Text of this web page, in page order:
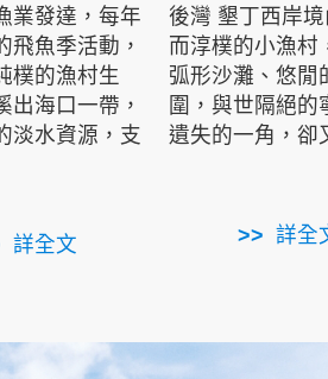
業發達，每年
飛魚季活動，
樸的漁村生
出海口一帶，
淡水資源，支
詳全文
後灣 墾丁西岸
而淳樸的小漁村
弧形沙灘、悠閒
圍，與世隔絕的
遺失的一角，卻
詳全